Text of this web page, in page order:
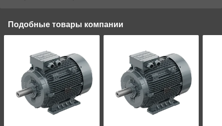
Подобные товары компании